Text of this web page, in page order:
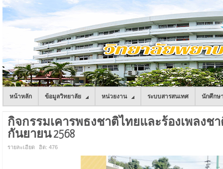
หน้าหลัก ข้อมูลวิทยาลัย หน่วยงาน ระบบสารสนเทศ นักศึกษ
กิจกรรมเคารพธงชาติไทยและร้องเพลงช
กันยายน 2568
รายละเอียด ฮิต: 476